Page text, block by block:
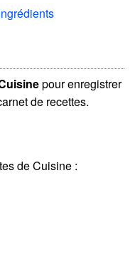
pour enregistrer
de recettes.
de Cuisine :